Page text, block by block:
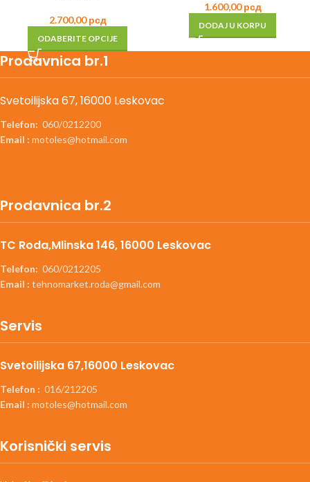
2.700,00рсд
ODABERITE OPCIJE
1.600,00рсд
DODAJ U KORPU
Prodavnica br.1
Svetoilijska 67, 16000 Leskovac
Telefon: 060/0212200
Email : motoles@hotmail.com
Prodavnica br.2
TC Roda,Mlinska 146, 16000 Leskovac
Telefon: 060/0212205
Email : tehnomarket.roda@gmail.com
Servis
Svetoilijska 67,16000 Leskovac
Telefon : 016/212205
Email : motoles@hotmail.com
Korisnički servis